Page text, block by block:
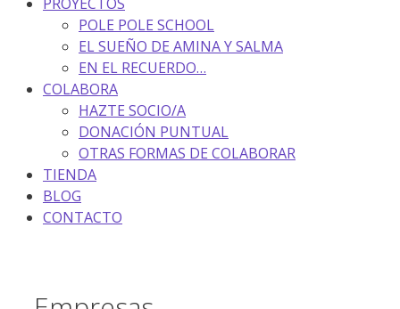
POLE POLE SCHOOL
EL SUEÑO DE AMINA Y SALMA
EN EL RECUERDO…
COLABORA
HAZTE SOCIO/A
DONACIÓN PUNTUAL
OTRAS FORMAS DE COLABORAR
TIENDA
BLOG
CONTACTO